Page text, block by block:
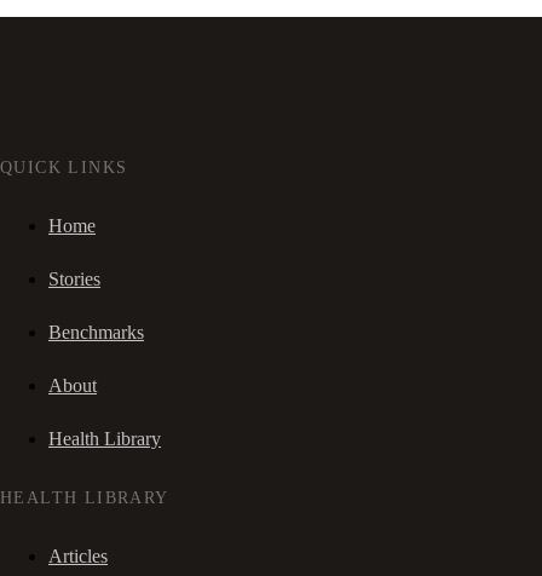
QUICK LINKS
Home
Stories
Benchmarks
About
Health Library
HEALTH LIBRARY
Articles